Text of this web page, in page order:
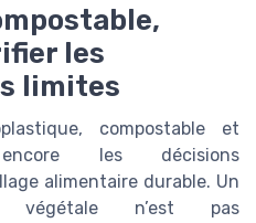
les
limites
compostable et
les décisions
alimentaire durable. Un
végétale n’est pas